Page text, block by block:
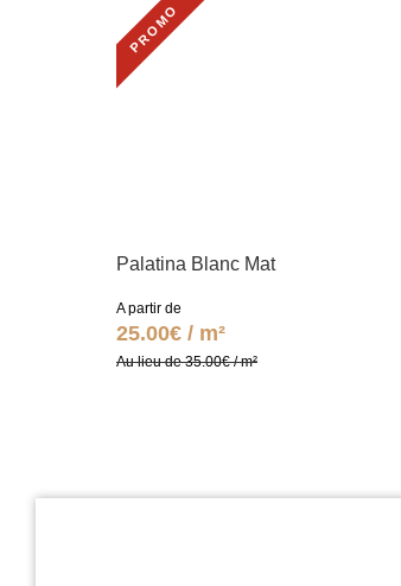
PROMO
Palatina Blanc Mat
A partir de
25.00€ / m²
Au lieu de 35.00€ / m²